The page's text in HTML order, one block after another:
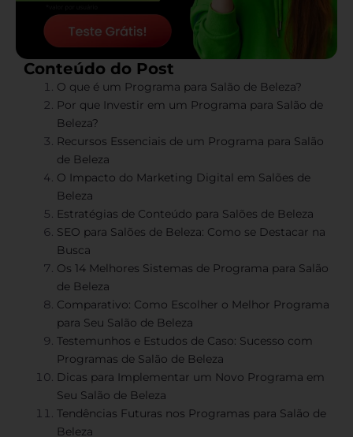
Conteúdo do Post
O que é um Programa para Salão de Beleza?
Por que Investir em um Programa para Salão de
Beleza?
Recursos Essenciais de um Programa para Salão
de Beleza
O Impacto do Marketing Digital em Salões de
Beleza
Estratégias de Conteúdo para Salões de Beleza
SEO para Salões de Beleza: Como se Destacar na
Busca
Os 14 Melhores Sistemas de Programa para Salão
de Beleza
Comparativo: Como Escolher o Melhor Programa
para Seu Salão de Beleza
Testemunhos e Estudos de Caso: Sucesso com
Programas de Salão de Beleza
Dicas para Implementar um Novo Programa em
Seu Salão de Beleza
Tendências Futuras nos Programas para Salão de
Beleza